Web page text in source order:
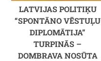
LATVIJAS POLITIĶU
“SPONTĀNO VĒSTUĻU
DIPLOMĀTIJA”
TURPINĀS –
DOMBRAVA NOSŪTA